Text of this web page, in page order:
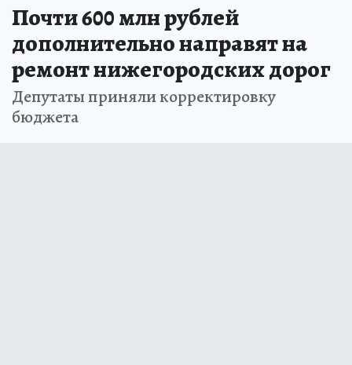
Почти 600 млн рублей
дополнительно направят на
ремонт нижегородских дорог
Депутаты приняли корректировку
бюджета